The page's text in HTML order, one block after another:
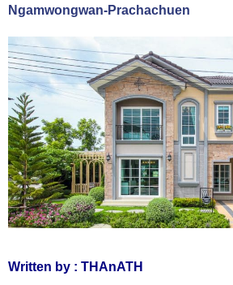
Ngamwongwan-Prachachuen
Written by : THAnATH